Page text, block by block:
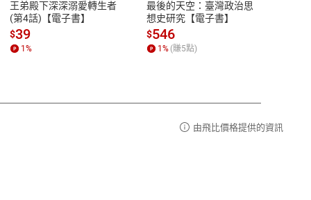
性
參
客服電話：0080-1857077
王弟殿下深深溺愛轉生者
(第4話)【電子書】
$39
1%
最後的天空：臺灣政治思
想史研究【電子書】
$546
1% (賺5點)
由飛比價格提供的資訊